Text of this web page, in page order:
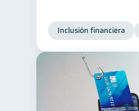
Inclusión financiera